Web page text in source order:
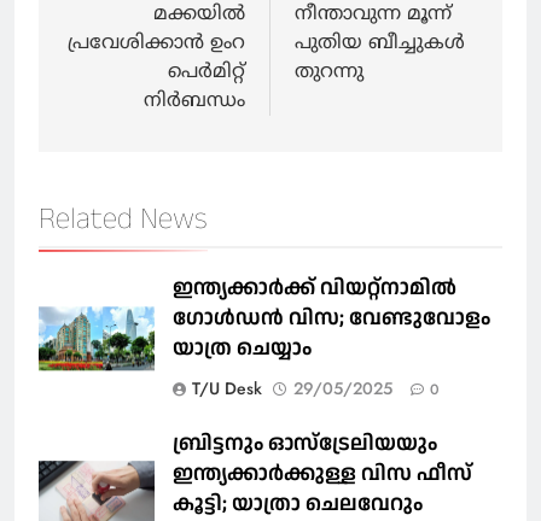
മക്കയില്‍
പ്രവേശിക്കാന്‍ ഉംറ
പെര്‍മിറ്റ്
നിര്‍ബന്ധം
നീന്താവുന്ന മൂന്ന്
പുതിയ ബീച്ചുകള്‍
തുറന്നു
Related News
ഇന്ത്യക്കാർക്ക് വിയറ്റ്‌നാമില്‍
ഗോള്‍ഡന്‍ വിസ; വേണ്ടുവോളം
യാത്ര ചെയ്യാം
T/U Desk 29/05/2025 0
ബ്രിട്ടനും ഓസ്‌ട്രേലിയയും
ഇന്ത്യക്കാര്‍ക്കുള്ള വിസ ഫീസ്
കൂട്ടി; യാത്രാ ചെലവേറും